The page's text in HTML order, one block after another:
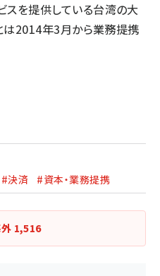
を提供している台湾の大
は2014年3月から業務提携
#決済 #資本・業務提携
1,516